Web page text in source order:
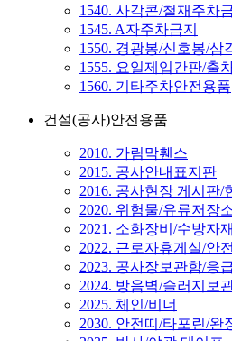
1540. 사각콘/철재주차
1545. A자주차금지
1550. 경광봉/신호봉/삼
1555. 요일제입간판/출
1560. 기타주차안전용품
건설(공사)안전용품
2010. 가림막휀스
2015. 공사안내표지판
2016. 공사현장 게시판/
2020. 위험물/유류저장
2021. 소화장비/수방자
2022. 근로자휴게실/안
2023. 공사장보관함/응
2024. 방음벽/슬러지보
2025. 체인/비너
2030. 안전띠/타포린/완